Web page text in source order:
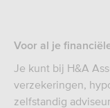
Voor al je
Je kunt bij H&A
verzekeringen,
zelfstandig